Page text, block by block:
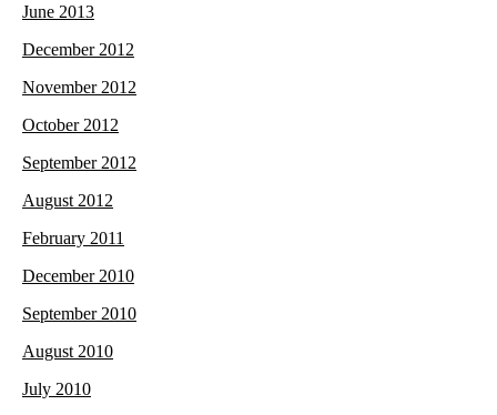
June 2013
December 2012
November 2012
October 2012
September 2012
August 2012
February 2011
December 2010
September 2010
August 2010
July 2010